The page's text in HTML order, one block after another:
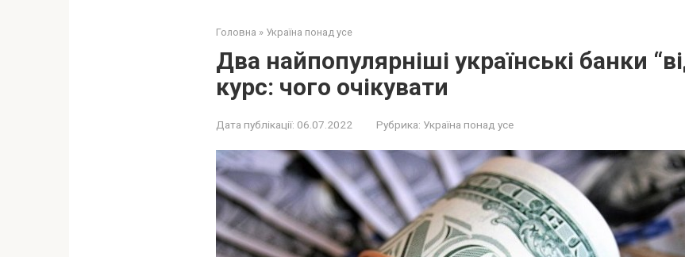
Головна » Україна понад усе
Два найпопулярніші українські банки
курс: чого очікувати
Дата публікації: 06.07.2022 Рубрика: Україна понад усе